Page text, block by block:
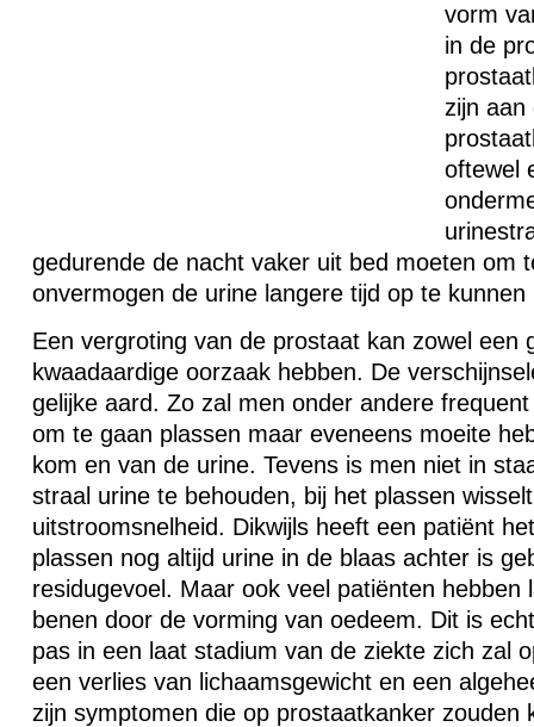
vorm
in de
zijn aan
oftewel
gedurende de nacht vaker uit bed moeten om
onvermogen de urine langere tijd op te kunnen
Een vergroting van de prostaat kan zowel een
kwaadaardige oorzaak hebben. De
gelijke aard. Zo zal men onder andere
om te gaan plassen maar eveneens moeite
kom en van de urine. Tevens is men niet in
straal urine te behouden, bij het plassen
uitstroomsnelheid. Dikwijls heeft een patiënt
plassen nog altijd urine in de blaas achter is
residugevoel. Maar ook veel patiënten hebben
benen door de vorming van oedeem. Dit is
pas in een laat stadium van de ziekte zich zal
een verlies van lichaamsgewicht en een
zijn symptomen die op prostaatkanker zouden